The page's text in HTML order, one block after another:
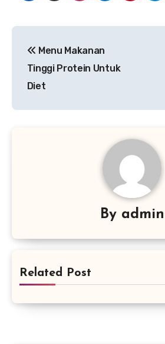
pos
Menu Makanan
Tinggi Protein Untuk
Diet
By admin
Related Post